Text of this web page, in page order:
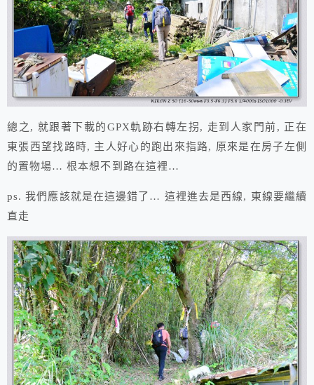
總之, 就跟著下載的GPX軌跡右轉左拐, 走到人家門前, 正在
東張西望找路時, 主人好心的跑出來指路, 原來是在房子左側
的置物場… 根本想不到路在這裡…
ps. 我們應該就是在這邊錯了… 這裡進去是西線, 東線要繼續
直走